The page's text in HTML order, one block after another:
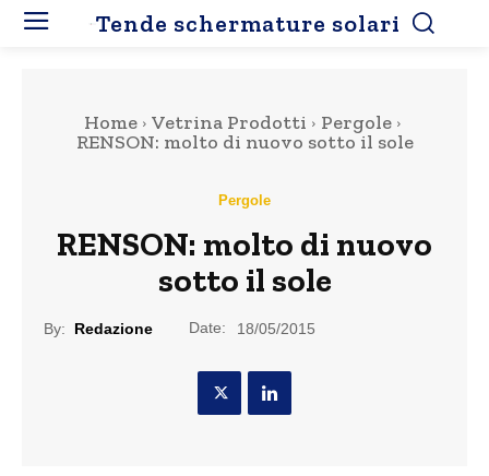
Tende schermature solari
Home Vetrina Prodotti
Pergole
RENSON: molto di nuovo sotto il sole
Pergole
RENSON: molto di nuovo
sotto il sole
By: Redazione Date: 18/05/2015